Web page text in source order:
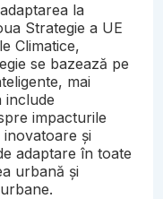
la
Strategie a UE
Climatice,
se bazează pe
mai
include
impacturile
și
adaptare în toate
urbană și